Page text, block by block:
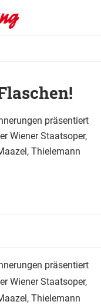
präsentiert
Wiener Staatsoper,
Thielemann
präsentiert
Wiener Staatsoper,
Thielemann